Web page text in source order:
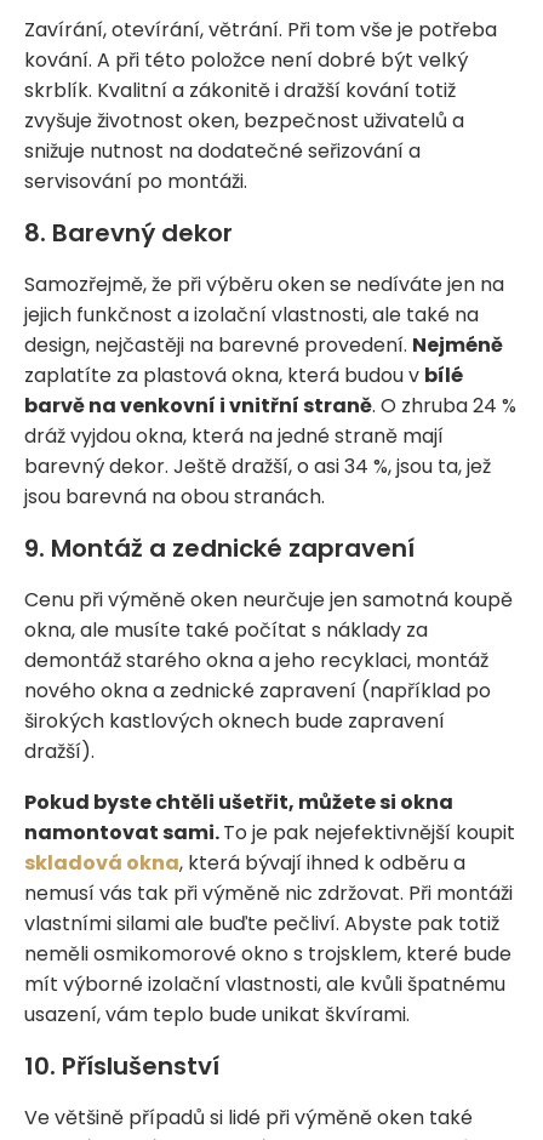
Zavírání, otevírání, větrání. Při tom vše je potřeba
kování. A při této položce není dobré být velký
skrblík. Kvalitní a zákonitě i dražší kování totiž
zvyšuje životnost oken, bezpečnost uživatelů a
snižuje nutnost na dodatečné seřizování a
servisování po montáži.
8. Barevný dekor
Samozřejmě, že při výběru oken se nedíváte jen na
jejich funkčnost a izolační vlastnosti, ale také na
design, nejčastěji na barevné provedení. Nejméně
zaplatíte za plastová okna, která budou v bílé
barvě na venkovní i vnitřní straně. O zhruba 24 %
dráž vyjdou okna, která na jedné straně mají
barevný dekor. Ještě dražší, o asi 34 %, jsou ta, jež
jsou barevná na obou stranách.
9. Montáž a zednické zapravení
Cenu při výměně oken neurčuje jen samotná koupě
okna, ale musíte také počítat s náklady za
demontáž starého okna a jeho recyklaci, montáž
nového okna a zednické zapravení (například po
širokých kastlových oknech bude zapravení
dražší).
Pokud byste chtěli ušetřit, můžete si okna
namontovat sami.To je pak nejefektivnější koupit
skladová okna, která bývají ihned k odběru a
nemusí vás tak při výměně nic zdržovat. Při montáži
vlastními silami ale buďte pečliví. Abyste pak totiž
neměli osmikomorové okno s trojsklem, které bude
mít výborné izolační vlastnosti, ale kvůli špatnému
usazení, vám teplo bude unikat škvírami.
10. Příslušenství
Ve většině případů si lidé při výměně oken také